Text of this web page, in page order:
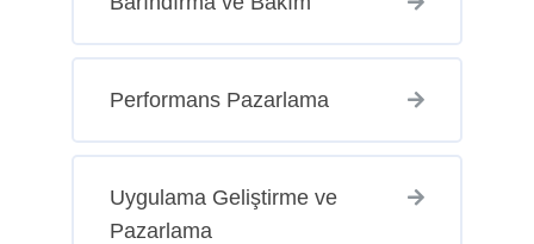
Performans Pazarlama
Uygulama Geliştirme ve
Pazarlama